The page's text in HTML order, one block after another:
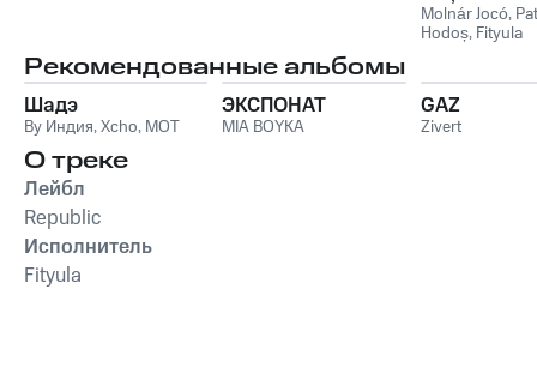
Molnár Jocó,
Hodoș, Fityula
Рекомендованные альбомы
Шадэ
By Индия,Xcho, MOT
ЭКСПОНАТ
MIA BOYKA
GAZ
Zivert
О треке
Лейбл
Republic
Исполнитель
Fityula